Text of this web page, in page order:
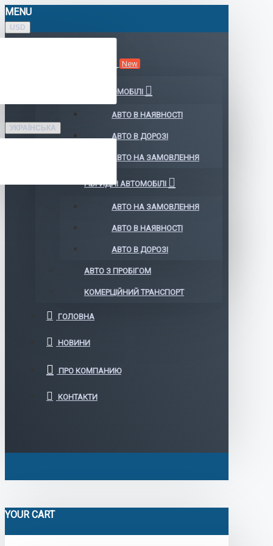
MENU
USD
УКРАЇНСЬКА
New
ЕЛЕКТРОМОБІЛІ
АВТО В НАЯВНОСТІ
АВТО В ДОРОЗІ
АВТО НА ЗАМОВЛЕННЯ
ГІБРИДНІ АВТОМОБІЛІ
АВТО НА ЗАМОВЛЕННЯ
АВТО В НАЯВНОСТІ
АВТО В ДОРОЗІ
АВТО З ПРОБІГОМ
КОМЕРЦІЙНИЙ ТРАНСПОРТ
ГОЛОВНА
НОВИНИ
ПРО КОМПАНИЮ
КОНТАКТИ
YOUR CART